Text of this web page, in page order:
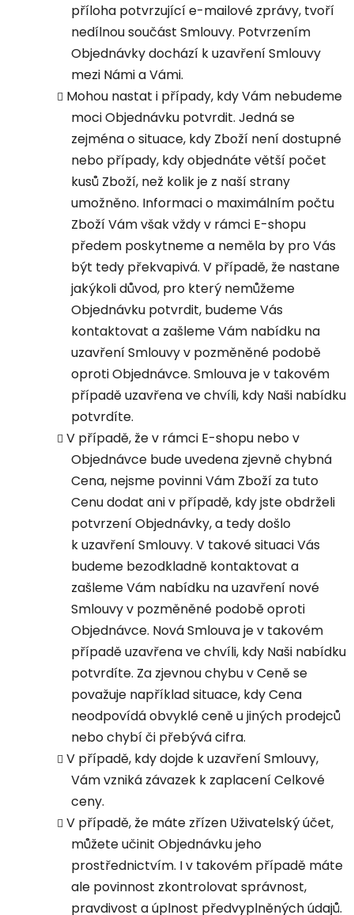
příloha potvrzující e-mailové zprávy, tvoří
nedílnou součást Smlouvy. Potvrzením
Objednávky dochází k uzavření Smlouvy
mezi Námi a Vámi.
Mohou nastat i případy, kdy Vám nebudeme
moci Objednávku potvrdit. Jedná se
zejména o situace, kdy Zboží není dostupné
nebo případy, kdy objednáte větší počet
kusů Zboží, než kolik je z naší strany
umožněno. Informaci o maximálním počtu
Zboží Vám však vždy v rámci E-shopu
předem poskytneme a neměla by pro Vás
být tedy překvapivá. V případě, že nastane
jakýkoli důvod, pro který nemůžeme
Objednávku potvrdit, budeme Vás
kontaktovat a zašleme Vám nabídku na
uzavření Smlouvy v pozměněné podobě
oproti Objednávce. Smlouva je v takovém
případě uzavřena ve chvíli, kdy Naši nabídku
potvrdíte.
V případě, že v rámci E-shopu nebo v
Objednávce bude uvedena zjevně chybná
Cena, nejsme povinni Vám Zboží za tuto
Cenu dodat ani v případě, kdy jste obdrželi
potvrzení Objednávky, a tedy došlo
k uzavření Smlouvy. V takové situaci Vás
budeme bezodkladně kontaktovat a
zašleme Vám nabídku na uzavření nové
Smlouvy v pozměněné podobě oproti
Objednávce. Nová Smlouva je v takovém
případě uzavřena ve chvíli, kdy Naši nabídku
potvrdíte. Za zjevnou chybu v Ceně se
považuje například situace, kdy Cena
neodpovídá obvyklé ceně u jiných prodejců
nebo chybí či přebývá cifra.
V případě, kdy dojde k uzavření Smlouvy,
Vám vzniká závazek k zaplacení Celkové
ceny.
V případě, že máte zřízen Uživatelský účet,
můžete učinit Objednávku jeho
prostřednictvím. I v takovém případě máte
ale povinnost zkontrolovat správnost,
pravdivost a úplnost předvyplněných údajů.